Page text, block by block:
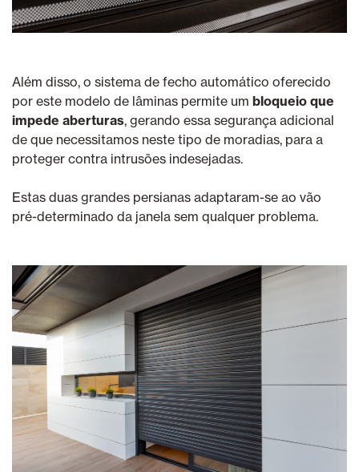
Além disso, o sistema de fecho automático oferecido
por este modelo de lâminas permite um bloqueio que
impede aberturas, gerando essa segurança adicional
de que necessitamos neste tipo de moradias, para a
proteger contra intrusões indesejadas.
Estas duas grandes persianas adaptaram-se ao vão
pré-determinado da janela sem qualquer problema.